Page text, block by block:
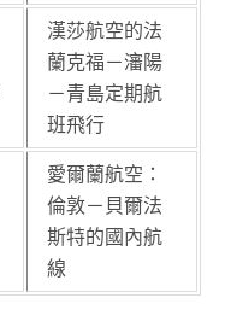
漢莎航空的法
蘭克福－瀋陽
－青島定期航
班飛行
愛爾蘭航空：
倫敦－貝爾法
斯特的國內航
線